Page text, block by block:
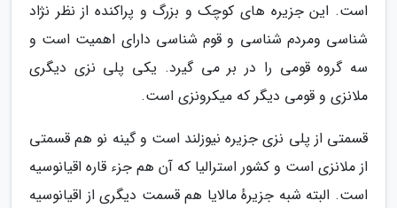
است. این جزیره های کوچک و بزرگ و پراکنده از نظر نژاد
شناسی ومردم شناسی و قوم شناسی دارای اهمیت است و
سه گروه قومی را در بر می گیرد. یکی پلی نزی دیگری
ملانزی و قومی دیگر که میکرونزی است.
قسمتی از پلی نزی جزیره نیوزلند است و گینه نو هم قسمتی
از ملانزی است و کشور استرالیا که آن هم جزء قاره اقیانوسیه
است. البته شبه جزیرهٔ مالایا هم قسمت دیگری از اقیانوسیه